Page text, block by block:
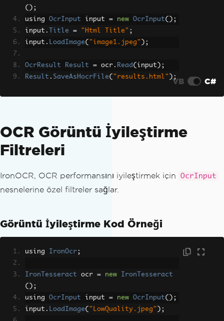
();
using OcrInput input = new OcrInput();
input . Title = "Html Title" ;
input . LoadImage( "image1.jpeg" );
OcrResult Result = ocr . Read ( input );
Result . SaveAsHocrFile( "results.html" );VB C#
OCR Görüntü İyileştirme
Filtreleri
IronOCR, OCR performansını iyileştirmek için OcrInput
nesnelerine özel filtreler sağlar.
Görüntü İyileştirme Kod Örneği
using IronOcr ;
IronTesseract ocr = new
IronTesseract
();
using OcrInput input = new OcrInput();
input . LoadImage( "LowQuality.jpeg" );